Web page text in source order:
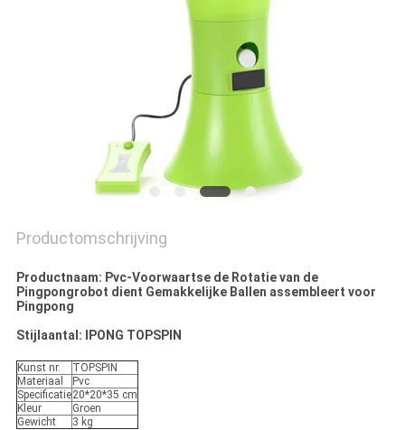
Productomschrijving
Productnaam: Pvc-Voorwaartse de Rotatie van de
Pingpongrobot dient Gemakkelijke Ballen assembleert voor
Pingpong
Stijlaantal: IPONG TOPSPIN
Kunst nr.
TOPSPIN
Materiaal
Pvc
Specificatie20*20*35 cm
Kleur
Groen
Gewicht
3 kg